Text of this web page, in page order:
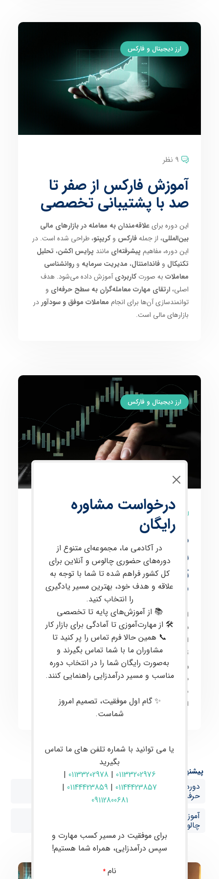
ارز دیجیتال و فارکس
9 نظر
آموزش فارکس از صفر تا
صد با پشتیبانی تخصصی
این دوره برایعلاقه‌مندان به معامله در بازارهای مالی
بین‌المللی، از جملهفارکس وکریپتو، طراحی شده است. در
این دوره، مفاهیم پیشرفته‌ای مانند پرایس اکشن، تحلیل
تکنیکال وفاندامنتال، مدیریت سرمایه وروانشناسی
معاملات به صورتکاربردیآموزش داده می‌شود. هدف
اصلی،ارتقای مهارت معامله‌گران به سطح حرفه‌ای و
توانمندسازی آن‌ها برای انجام معاملات موفق و سودآور در
بازارهای مالی است.
ارز دیجیتال و فارکس
دوره حضوری فارکس در
بابل آموزش صفر تا صد
ترید حرفه‌ای با پشتیبانی
VIP
این دوره برای علاقه‌مندان به معامله دربازارهای مالی
بین‌المللی، از جملهفارکس و کریپتو، طراحی شده است. در
این دوره، مفاهیم پیشرفته‌ای مانندپرایس اکشن ،تحلیل
تکنیکال
وتحلیل فاندامنتال،مدیریت سرمایه و
روانشناسی معاملاتبه‌صورت کاربردی آموزش داده
می‌شود. هدف اصلی ایندوره آموزشی، ارتقای مهارت
معامله‌گران
انجام
معاملات موفقوسودآوردر بازارهای مالی است.
پیشنهاد ها:
دوره حضوری فارکس در بابل آموزش صفر تا صد ترید
حرفه‌ای با پشتیبانی VIP در چالوس
آموزش فارکس از صفر تا صد با پشتیبانی تخصصی در
چالوس
درخواست مشاوره
رایگان
در آکادمی ما، مجموعه‌ای متنوع از
دوره‌های حضوری چالوس و آنلاین برای
کل کشور فراهم شده تا شما با توجه به
علاقه و هدف خود، بهترین مسیر یادگیری
را انتخاب کنید.
📚 از آموزش‌های پایه تا تخصصی
🛠 از مهارت‌آموزی تا آمادگی برای بازار کار
📞 همین حالا فرم تماس را پر کنید تا
مشاوران ما با شما تماس بگیرند و
به‌صورت رایگان شما را در انتخاب دوره
مناسب و مسیر درآمدزایی راهنمایی کنند.
✨ گام اول موفقیت، تصمیم امروز
شماست.
یا می توانید با شماره تلفن های ما تماس
بگیرید
01133202976
|
01133202978
|
01144423857
|
01144423859
|
09112800681
برای موفقیت در مسیر کسب مهارت و
سپس درآمدزایی، همراه شما هستیم!
نام *